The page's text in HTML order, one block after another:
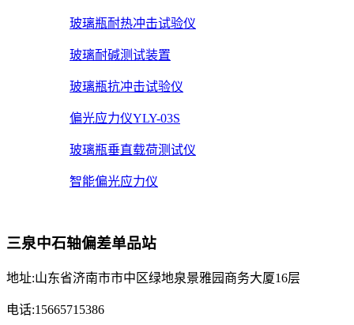
玻璃瓶耐热冲击试验仪
玻璃耐碱测试装置
玻璃瓶抗冲击试验仪
偏光应力仪YLY-03S
玻璃瓶垂直载荷测试仪
智能偏光应力仪
三泉中石轴偏差单品站
地址:山东省济南市市中区绿地泉景雅园商务大厦16层
电话:15665715386